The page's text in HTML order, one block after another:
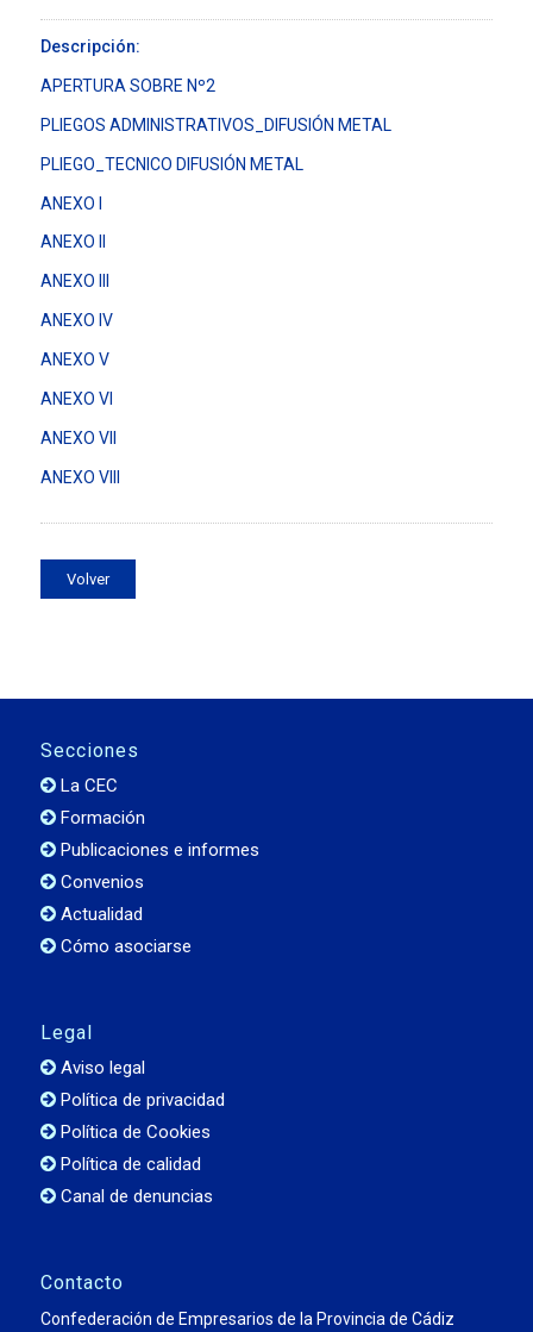
Descripción:
APERTURA SOBRE Nº2
PLIEGOS ADMINISTRATIVOS_DIFUSIÓN METAL
PLIEGO_TECNICO DIFUSIÓN METAL
ANEXO I
ANEXO II
ANEXO III
ANEXO IV
ANEXO V
ANEXO VI
ANEXO VII
ANEXO VIII
Volver
Secciones
La CEC
Formación
Publicaciones e informes
Convenios
Actualidad
Cómo asociarse
Legal
Aviso legal
Política de privacidad
Política de Cookies
Política de calidad
Canal de denuncias
Contacto
Confederación de Empresarios de la Provincia de Cádiz